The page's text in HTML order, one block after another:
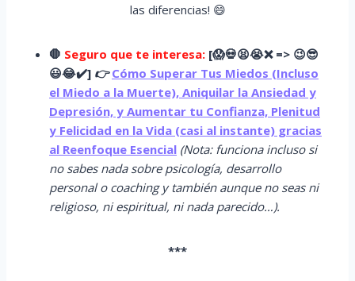
las diferencias! 😄
🛑 Seguro que te interesa: [😱💀😫😭❌ => 😉😎
😃😂✔️] 👉 Cómo Superar Tus Miedos (Incluso
el Miedo a la Muerte), Aniquilar la Ansiedad y
Depresión, y Aumentar tu Confianza, Plenitud
y Felicidad en la Vida (casi al instante) gracias
al Reenfoque Esencial (Nota: funciona incluso si
no sabes nada sobre psicología, desarrollo
personal o coaching y también aunque no seas ni
religioso, ni espiritual, ni nada parecido…).
***